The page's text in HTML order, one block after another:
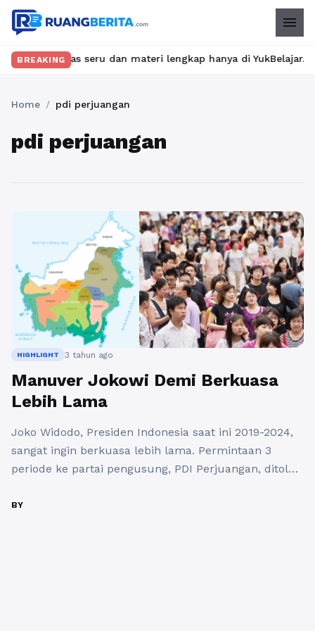
menu
BREAKING
kelas seru dan materi lengkap hanya di
Home / pdi perjuangan
pdi perjuangan
HIGHLIGHT 3 tahun ago
Manuver Jokowi Demi Berkuasa
Lebih Lama
Joko Widodo, Presiden Indonesia saat ini 2019-2024,
sangat ingin berkuasa lebih lama. Permintaan 3
periode ke partai pengusung, PDI Perjuangan, ditolak.
boneka, dipilihlah Ganjar Pranowo, disiapkan
BY